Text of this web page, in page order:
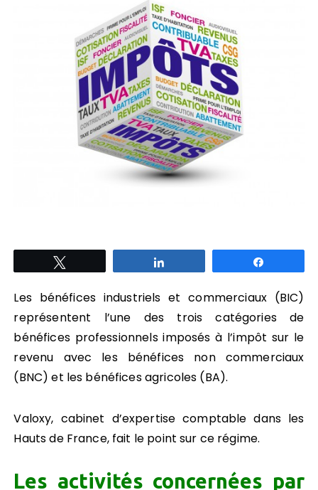
Les bénéfices industriels et commerciaux (BIC)
représentent l’une des trois catégories de
bénéfices professionnels imposés à l’impôt sur le
revenu avec les bénéfices non commerciaux
(BNC) et les bénéfices agricoles (BA).
Valoxy, cabinet d’expertise comptable dans les
Hauts de France, fait le point sur ce régime.
Les activités concernées par